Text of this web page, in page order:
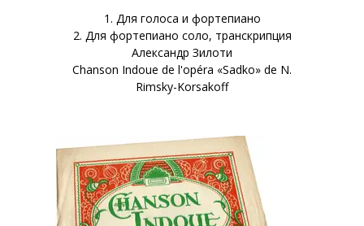
1. Для голоса и фортепиано
2. Для фортепиано соло, транскрипция
Александр Зилоти
Chanson Indoue de l'opéra «Sadko» de N.
Rimsky-Korsakoff